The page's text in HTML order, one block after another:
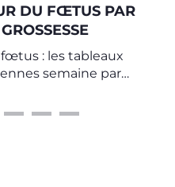
DU FŒTUS PAR
: les tableaux
semaine par